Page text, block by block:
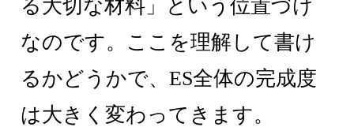
る大切な材料」という位置づけ
なのです。ここを理解して書け
るかどうかで、ES全体の完成度
は大きく変わってきます。